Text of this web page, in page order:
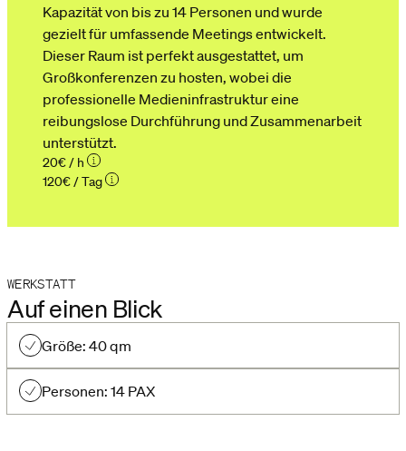
Kapazität von bis zu 14 Personen und wurde
gezielt für umfassende Meetings entwickelt.
Dieser Raum ist perfekt ausgestattet, um
Großkonferenzen zu hosten, wobei die
professionelle Medieninfrastruktur eine
reibungslose Durchführung und Zusammenarbeit
unterstützt.
20€/ h
120€/ Tag
WERKSTATT
Auf einen Blick
Größe: 40 qm
Personen: 14 PAX